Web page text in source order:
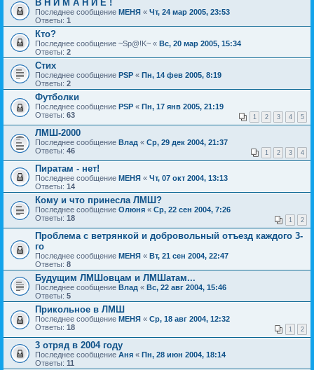
В Н И М А Н И Е !
Последнее сообщение МЕНЯ « Чт, 24 мар 2005, 23:53
Ответы: 1
Кто?
Последнее сообщение ~Sp@!K~ « Вс, 20 мар 2005, 15:34
Ответы: 2
Стих
Последнее сообщение PSP « Пн, 14 фев 2005, 8:19
Ответы: 2
Футболки
Последнее сообщение PSP « Пн, 17 янв 2005, 21:19
Ответы: 63 1 2 3 4 5
ЛМШ-2000
Последнее сообщение Влад « Ср, 29 дек 2004, 21:37
Ответы: 46 1 2 3 4
Пиратам - нет!
Последнее сообщение МЕНЯ « Чт, 07 окт 2004, 13:13
Ответы: 14
Кому и что принесла ЛМШ?
Последнее сообщение Олюня « Ср, 22 сен 2004, 7:26
Ответы: 18 1 2
Проблема с ветрянкой и добровольный отъезд каждого 3-
го
Последнее сообщение МЕНЯ « Вт, 21 сен 2004, 22:47
Ответы: 8
Будущим ЛМШовцам и ЛМШатам...
Последнее сообщение Влад « Вс, 22 авг 2004, 15:46
Ответы: 5
Прикольное в ЛМШ
Последнее сообщение МЕНЯ « Ср, 18 авг 2004, 12:32
Ответы: 18 1 2
3 отряд в 2004 году
Последнее сообщение Аня « Пн, 28 июн 2004, 18:14
Ответы: 11